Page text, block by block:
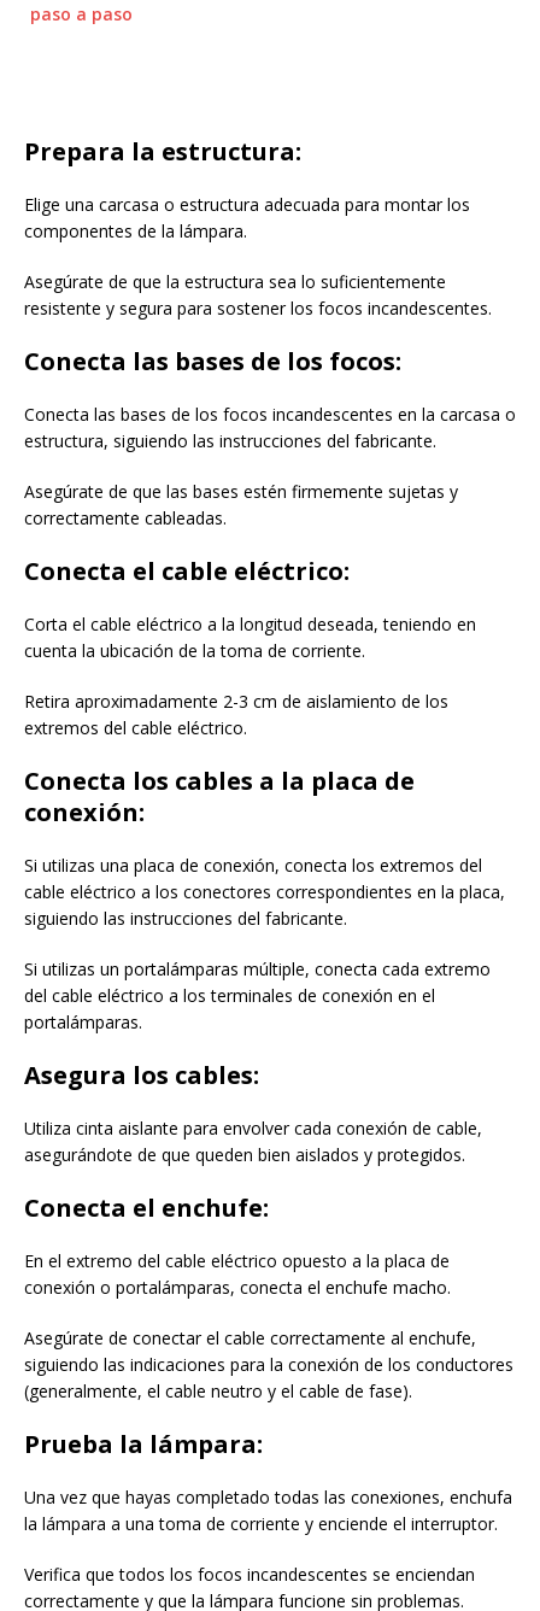
paso a paso
Prepara la estructura:
Elige una carcasa o estructura adecuada para montar los
componentes de la lámpara.
Asegúrate de que la estructura sea lo suficientemente
resistente y segura para sostener los focos incandescentes.
Conecta las bases de los focos:
Conecta las bases de los focos incandescentes en la carcasa o
estructura, siguiendo las instrucciones del fabricante.
Asegúrate de que las bases estén firmemente sujetas y
correctamente cableadas.
Conecta el cable eléctrico:
Corta el cable eléctrico a la longitud deseada, teniendo en
cuenta la ubicación de la toma de corriente.
Retira aproximadamente 2-3 cm de aislamiento de los
extremos del cable eléctrico.
Conecta los cables a la placa de
conexión:
Si utilizas una placa de conexión, conecta los extremos del
cable eléctrico a los conectores correspondientes en la placa,
siguiendo las instrucciones del fabricante.
Si utilizas un portalámparas múltiple, conecta cada extremo
del cable eléctrico a los terminales de conexión en el
portalámparas.
Asegura los cables:
Utiliza cinta aislante para envolver cada conexión de cable,
asegurándote de que queden bien aislados y protegidos.
Conecta el enchufe:
En el extremo del cable eléctrico opuesto a la placa de
conexión o portalámparas, conecta el enchufe macho.
Asegúrate de conectar el cable correctamente al enchufe,
siguiendo las indicaciones para la conexión de los conductores
(generalmente, el cable neutro y el cable de fase).
Prueba la lámpara:
Una vez que hayas completado todas las conexiones, enchufa
la lámpara a una toma de corriente y enciende el interruptor.
Verifica que todos los focos incandescentes se enciendan
correctamente y que la lámpara funcione sin problemas.